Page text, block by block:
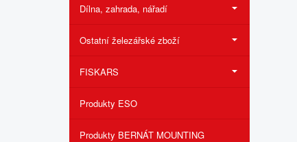
Dílna, zahrada, nářadí
Ostatní železářské zboží
FISKARS
Produkty ESO
Produkty BERNÁT MOUNTING